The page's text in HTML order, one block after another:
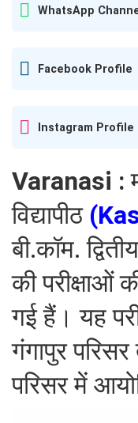
WhatsApp
Facebook Profile
Instagram Profile
Varanasi :
विद्यापीठ
बी.कॉम.
की परीक्षाओं
गई हैं। यह
गंगापुर परिसर
परिसर में